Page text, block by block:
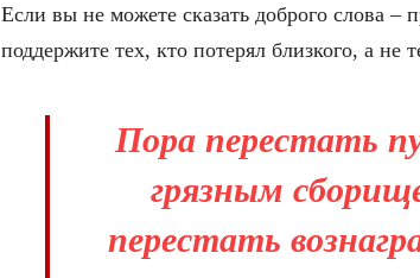
Если вы не можете сказать доброго слова –
поддержите тех, кто потерял близкого, а не
Пора перестать
грязным
перестать